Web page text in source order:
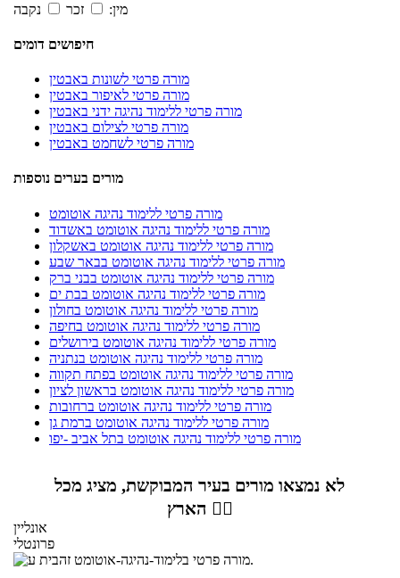
מין:
זכר נקבה
חיפושים דומים
מורה פרטי לשונות באבטין
מורה פרטי לאיפור באבטין
מורה פרטי ללימוד נהיגה ידני באבטין
מורה פרטי לצילום באבטין
מורה פרטי לשחמט באבטין
מורים בערים נוספות
מורה פרטי ללימוד נהיגה אוטומט
מורה פרטי ללימוד נהיגה אוטומט באשדוד
מורה פרטי ללימוד נהיגה אוטומט באשקלון
מורה פרטי ללימוד נהיגה אוטומט בבאר שבע
מורה פרטי ללימוד נהיגה אוטומט בבני ברק
מורה פרטי ללימוד נהיגה אוטומט בבת ים
מורה פרטי ללימוד נהיגה אוטומט בחולון
מורה פרטי ללימוד נהיגה אוטומט בחיפה
מורה פרטי ללימוד נהיגה אוטומט בירושלים
מורה פרטי ללימוד נהיגה אוטומט בנתניה
מורה פרטי ללימוד נהיגה אוטומט בפתח תקווה
מורה פרטי ללימוד נהיגה אוטומט בראשון לציון
מורה פרטי ללימוד נהיגה אוטומט ברחובות
מורה פרטי ללימוד נהיגה אוטומט ברמת גן
מורה פרטי ללימוד נהיגה אוטומט בתל אביב -יפו
לא נמצאו מורים בעיר המבוקשת, מציג מכל
הארץ 👇🏼
אונליין
פרונטלי